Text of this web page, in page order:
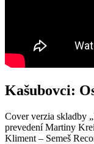
Kašubovci:
Cover verzia skladby
prevedení Martiny
Kliment – Semeš